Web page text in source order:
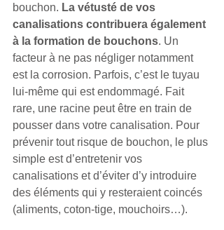
bouchon. La vétusté de vos
canalisations contribuera également
à la formation de bouchons. Un
facteur à ne pas négliger notamment
est la corrosion. Parfois, c’est le tuyau
lui-même qui est endommagé. Fait
rare, une racine peut être en train de
pousser dans votre canalisation. Pour
prévenir tout risque de bouchon, le plus
simple est d’entretenir vos
canalisations et d’éviter d’y introduire
des éléments qui y resteraient coincés
(aliments, coton-tige, mouchoirs…).